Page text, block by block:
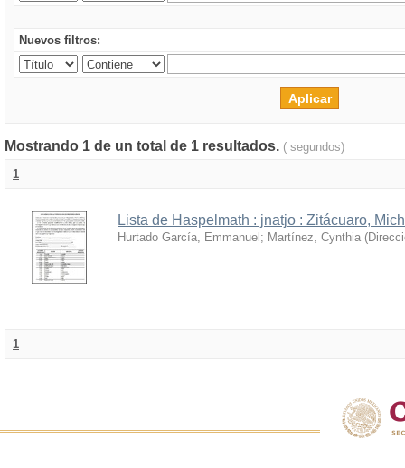
Nuevos filtros:
Mostrando 1 de un total de 1 resultados. ( segundos)
1
Lista de Haspelmath : jnatjo : Zitácuaro,
Hurtado García, Emmanuel ; Martínez, Cynthia (
1